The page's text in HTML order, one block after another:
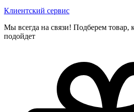
Клиентский сервис
Мы всегда на связи! Подберем товар,
подойдет